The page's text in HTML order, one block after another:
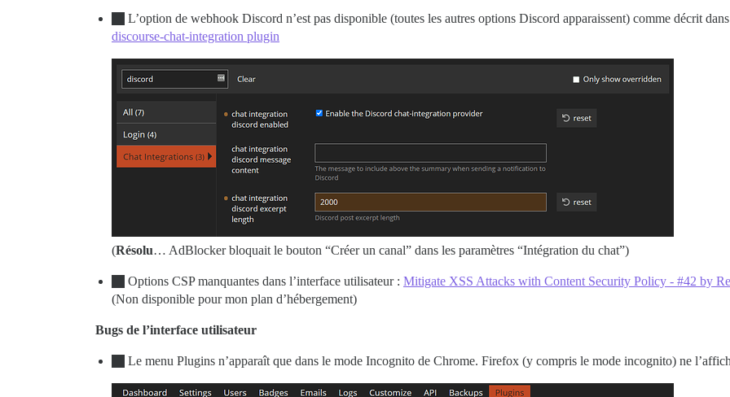
L’option de webhook Discord n’est pas disponible (toutes les autres options Discord apparaissent) comme décrit
discourse-chat-integration plugin
(Résolu… AdBlocker bloquait le bouton “Créer un canal” dans les paramètres “Intégration du chat”)
Options CSP manquantes dans l’interface utilisateur : Mitigate XSS Attacks with Content Security Policy - #42 by
(Non disponible pour mon plan d’hébergement)
Bugs de l’interface utilisateur
Le menu Plugins n’apparaît que dans le mode Incognito de Chrome. Firefox (y compris le mode incognito) ne